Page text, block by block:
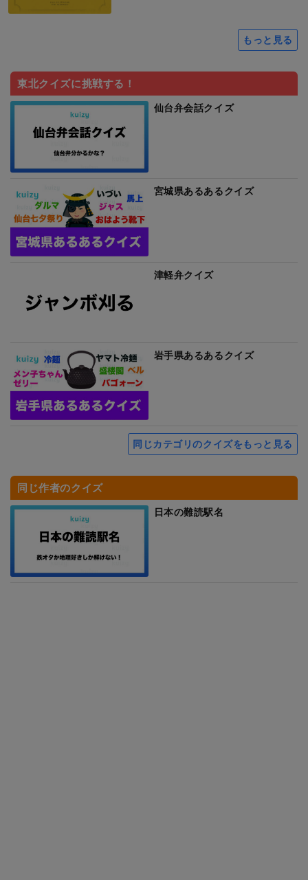
もっと見る
東北クイズに挑戦する！
仙台弁会話クイズ
宮城県あるあるクイズ
津軽弁クイズ
岩手県あるあるクイズ
同じカテゴリのクイズをもっと見る
同じ作者のクイズ
日本の難読駅名